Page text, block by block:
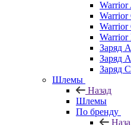
Warrior
Заряд
Заряд
Заряд
Шлемы
Назад
Шлемы
По бренду